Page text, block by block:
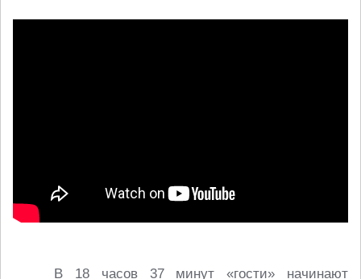
В 18 часов 37 минут «гости» начинают